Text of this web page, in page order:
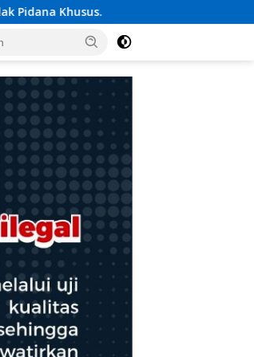
Kompleks Pasar Jagong, 96